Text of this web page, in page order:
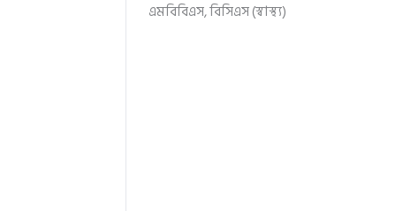
এমবিবিএস, বিসিএস (স্বাস্থ্য)